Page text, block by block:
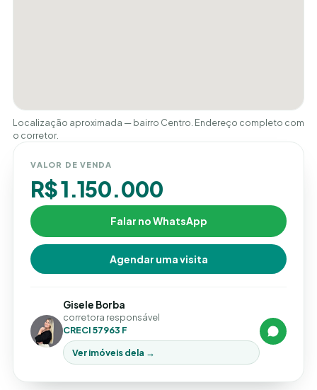
Localização aproximada — bairro Centro. Endereço completo com
o corretor.
VALOR DE VENDA
R$ 1.150.000
Falar no WhatsApp
Agendar uma visita
Gisele Borba
corretora responsável
CRECI 57963 F
Ver imóveis dela →